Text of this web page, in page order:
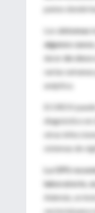
países donde
Los síntomas
algunos
durar de cinco
varias
aséptica.
El OROV
diagnóstico
otras
sistemas de
La OPS
laboratorio,
Además, se
vectorial para